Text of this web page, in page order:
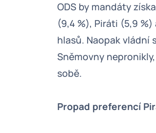
ODS by mandáty
(9,4 %), Piráti (5,9
hlasů. Naopak vládní
Sněmovny
sobě.
Propad preferencí